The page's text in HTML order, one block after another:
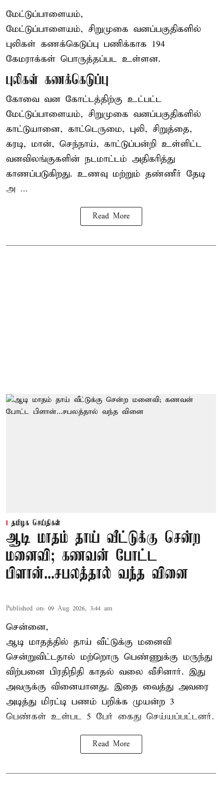
மேட்டுப்பாளையம்,
மேட்டுப்பாளையம், சிறுமுகை வனப்பகுதிகளில்
புலிகள் கணக்கெடுப்பு பணிக்காக 194
கேமராக்கள் பொருத்தப்பட உள்ளன.
புலிகள் கணக்கெடுப்பு
கோவை வன கோட்டத்திற்கு உட்பட்ட
மேட்டுப்பாளையம், சிறுமுகை வனப்பகுதிகளில்
காட்டுயானை, காட்டெருமை, புலி, சிறுத்தை,
கரடி, மான், செந்நாய், காட்டுப்பன்றி உள்ளிட்ட
வனவிலங்குகளின் நடமாட்டம் அதிகரித்து
காணப்படுகிறது. உணவு மற்றும் தண்ணீர் தேடி
அ ...
Read More
தமிழக செய்திகள்
ஆடி மாதம் தாய் வீட்டுக்கு சென்ற
மனைவி; கணவன் போட்ட
பிளான்...சபலத்தால் வந்த வினை
Published on: 09 Aug 2026, 3:44 am
சென்னை,
ஆடி மாதத்தில் தாய் வீட்டுக்கு மனைவி
சென்றுவிட்டதால் மற்றொரு பெண்ணுக்கு மருந்து
விற்பனை பிரதிநிதி காதல் வலை வீசினார். இது
அவருக்கு வினையானது. இதை வைத்து அவரை
அடித்து மிரட்டி பணம் பறிக்க முயன்ற 3
பெண்கள் உள்பட 5 பேர் கைது செய்யப்பட்டனர்.
Read More